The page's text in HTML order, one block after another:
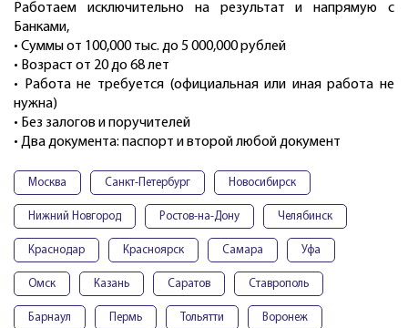
Работаем исключительно на результат и напрямую с
Банками,
• Суммы от 100,000 тыс. до 5 000,000 рублей
• Возраст от 20 до 68 лет
• Работа не требуется (официальная или иная работа не
нужна)
• Без залогов и поручителей
• Два документа: паспорт и второй любой документ
Москва Санкт-Петербург Новосибирск
Нижний Новгород Ростов-на-Дону Челябинск
Краснодар Красноярск Самара Уфа
Омск Казань Саратов Ставрополь
Барнаул Пермь Тольятти Воронеж